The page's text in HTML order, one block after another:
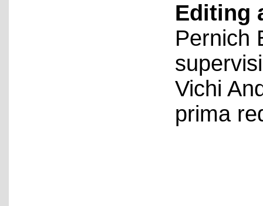
Editing
Pernich
Vichi
prima